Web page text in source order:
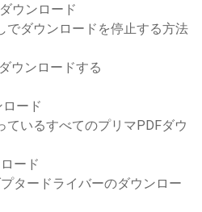
ウンロード
でダウンロードを停止する方法
ウンロードする
ード
ているすべてのプリマPDFダウ
ード
タードライバーのダウンロー